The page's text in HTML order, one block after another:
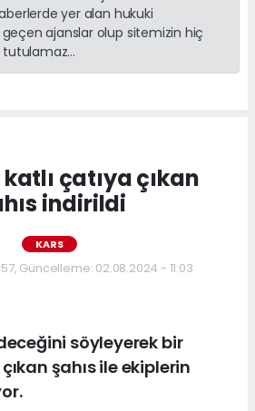
yer alan hukuki
ajanslar olup sitemizin hiç
çatıya çıkan
indirildi
KARS
Güncelleme: 02.08.2024 - 11:03
söyleyerek bir
şahıs ile ekiplerin